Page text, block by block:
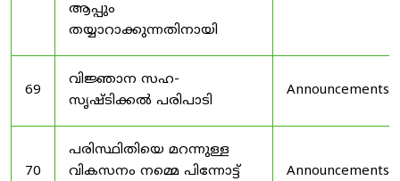
ആപ്പും
തയ്യാറാക്കുന്നതിനായി
69
വിജ്ഞാന സഹ-
സൃഷ്ടിക്കൽ പരിപാടി
Announcements
70
പരിസ്ഥിതിയെ മറന്നുള്ള
വികസനം നമ്മെ പിന്നോട്ട്
Announcements